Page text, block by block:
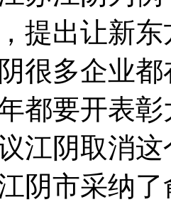
提出让新
很多企业
都要开表
江阴取消
阴市采纳